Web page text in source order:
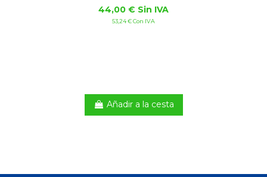
44,00 € Sin IVA
53,24 € Con IVA
Añadir a la cesta